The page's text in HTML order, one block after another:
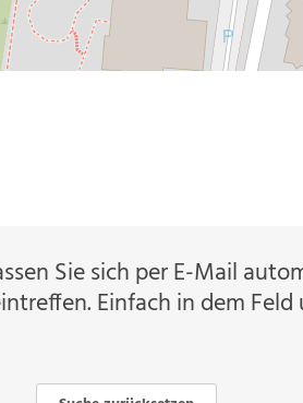
Sie sich per E-Mail
Einfach in dem